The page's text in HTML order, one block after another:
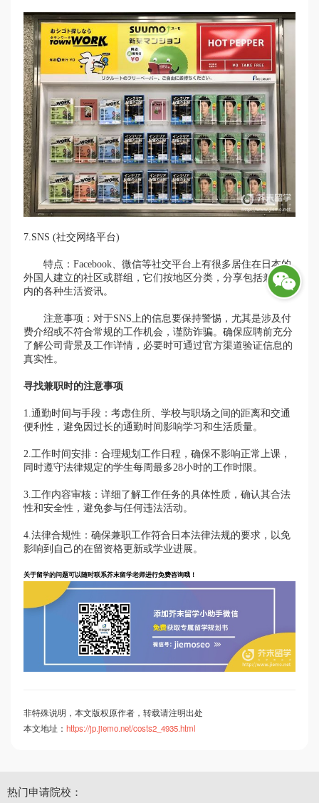
7.SNS (社交网络平台)
特点：Facebook、微信等社交平台上有很多居住在日本的
外国人建立的社区或群组，它们按地区分类，分享包括兼职在
内的各种生活资讯。
注意事项：对于SNS上的信息要保持警惕，尤其是涉及付
费介绍或不符合常规的工作机会，谨防诈骗。确保应聘前充分
了解公司背景及工作详情，必要时可通过官方渠道验证信息的
真实性。
寻找兼职时的注意事项
1.通勤时间与手段：考虑住所、学校与职场之间的距离和交通
便利性，避免因过长的通勤时间影响学习和生活质量。
2.工作时间安排：合理规划工作日程，确保不影响正常上课，
同时遵守法律规定的学生每周最多28小时的工作时限。
3.工作内容审核：详细了解工作任务的具体性质，确认其合法
性和安全性，避免参与任何违法活动。
4.法律合规性：确保兼职工作符合日本法律法规的要求，以免
影响到自己的在留资格更新或学业进展。
关于留学的问题可以随时联系芥末留学老师进行免费咨询哦！
非特殊说明，本文版权原作者，转载请注明出处
本文地址： https://jp.jiemo.net/costs2_4935.html
热门申请院校：